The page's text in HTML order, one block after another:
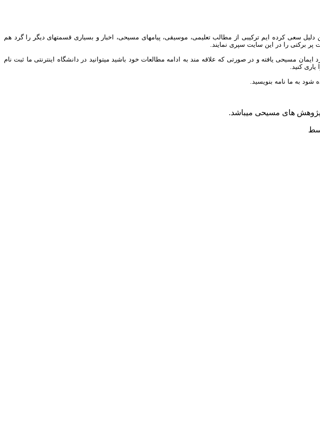
سعی کرده ایم ترکیبی از مطالب تعلیمی، موسیقی، پیامهای مسیحی، اخبار و بسیاری قسمتهای دیگر را گرد هم
پر برکتی را در این سایت سپری نمایند.
یافته و در صورتی که علاقه مند به ادامه مطالعات خود باشید میتوانید در دانشگاه اینترنتی ما ثبت نام
کنید.
به ما نامه بنویسید.